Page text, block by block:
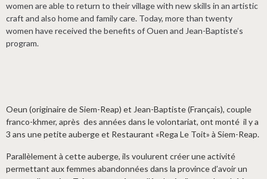
women are able to return to their village with new skills in an artistic
craft and also home and family care. Today, more than twenty
women have received the benefits of Ouen and Jean-Baptiste’s
program.
Oeun (originaire de Siem-Reap) et Jean-Baptiste (Français), couple
franco-khmer, après des années dans le volontariat, ont monté il y a
3 ans une petite auberge et Restaurant «Rega Le Toit» à Siem-Reap.
Parallèlement à cette auberge, ils voulurent créer une activité
permettant aux femmes abandonnées dans la province d’avoir un